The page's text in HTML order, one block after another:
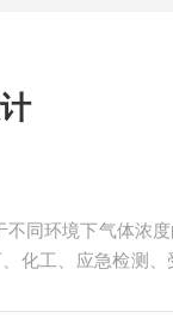
设计
同环境下气体浓
化工、应急检测